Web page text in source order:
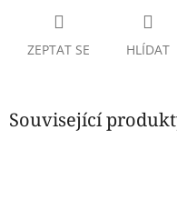
ZEPTAT SE HLÍDAT
Související